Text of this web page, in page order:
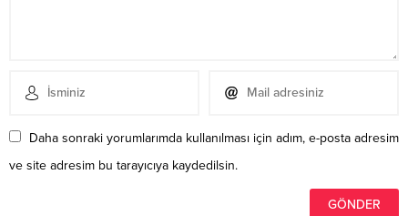
Daha sonraki yorumlarımda kullanılması için adım, e-posta adresim
ve site adresim bu tarayıcıya kaydedilsin.